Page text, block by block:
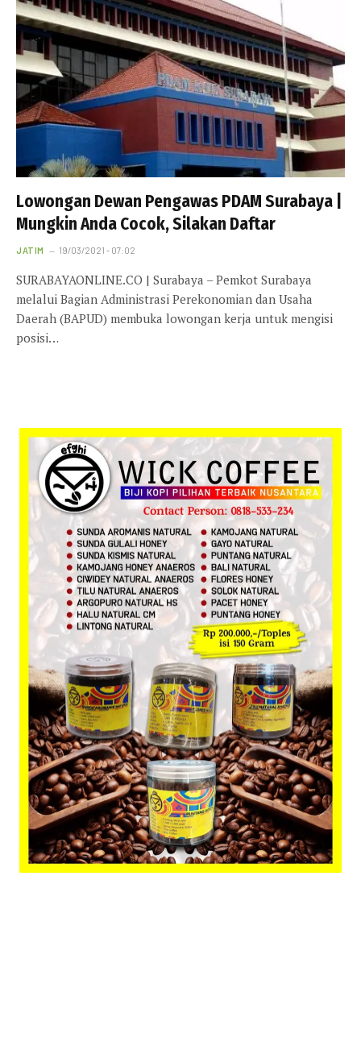
Lowongan Dewan Pengawas PDAM Surabaya |
Mungkin Anda Cocok, Silakan Daftar
JATIM 19/03/2021 - 07:02
SURABAYAONLINE.CO | Surabaya – Pemkot Surabaya
melalui Bagian Administrasi Perekonomian dan Usaha
Daerah (BAPUD) membuka lowongan kerja untuk mengisi
posisi…